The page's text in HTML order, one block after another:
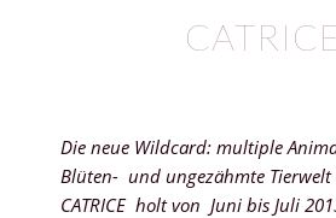
Die neue Wildcard: multiple
Blüten- und ungezähmte
CATRICE holt von Juni bis Juli